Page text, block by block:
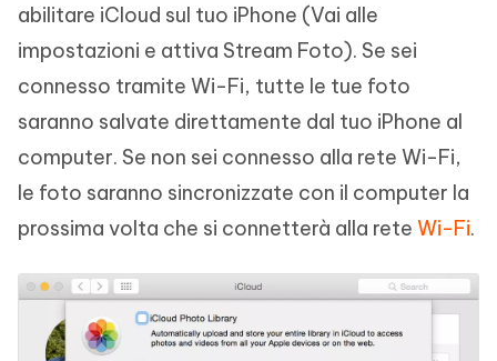
abilitare iCloud sul tuo iPhone (Vai alle
impostazioni e attiva Stream Foto). Se sei
connesso tramite Wi-Fi, tutte le tue foto
saranno salvate direttamente dal tuo iPhone al
computer. Se non sei connesso alla rete Wi-Fi,
le foto saranno sincronizzate con il computer la
prossima volta che si connetterà alla rete Wi-Fi.